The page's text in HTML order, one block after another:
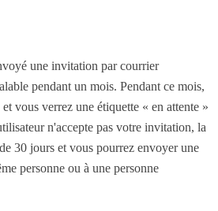
une invitation par courrier
pendant un mois. Pendant ce mois,
vous verrez une étiquette « en attente »
n'accepte pas votre invitation, la
30 jours et vous pourrez envoyer une
personne ou à une personne